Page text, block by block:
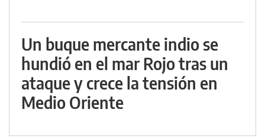
Un buque mercante indio se
hundió en el mar Rojo tras un
ataque y crece la tensión en
Medio Oriente